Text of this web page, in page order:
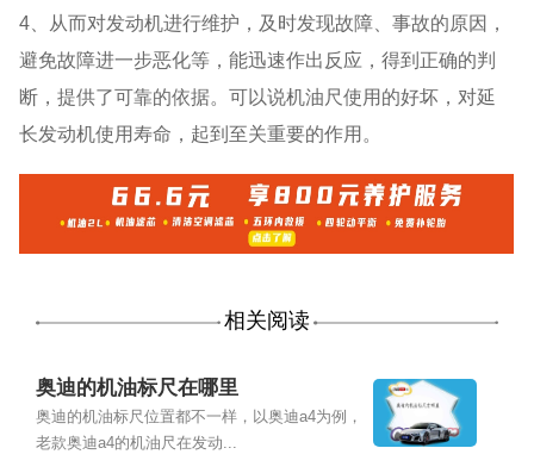
4、从而对发动机进行维护，及时发现故障、事故的原因，
避免故障进一步恶化等，能迅速作出反应，得到正确的判
断，提供了可靠的依据。可以说机油尺使用的好坏，对延
长发动机使用寿命，起到至关重要的作用。
相关阅读
奥迪的机油标尺在哪里
奥迪的机油标尺位置都不一样，以奥迪a4为例，
老款奥迪a4的机油尺在发动...